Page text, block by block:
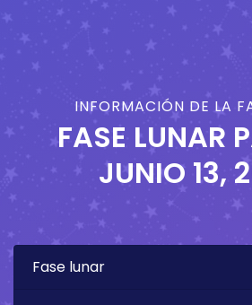
INFORMACIÓN DE LA
FASE LUNAR
JUNIO 13,
Fase lunar